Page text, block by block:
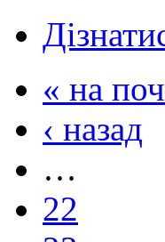
« на
‹ назад
…
22